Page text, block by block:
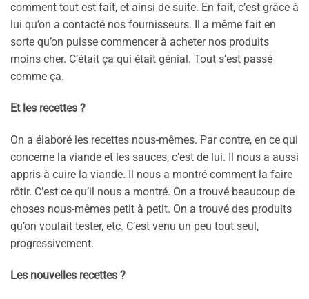
comment tout est fait, et ainsi de suite. En fait, c’est grâce à
lui qu’on a contacté nos fournisseurs. Il a même fait en
sorte qu’on puisse commencer à acheter nos produits
moins cher. C’était ça qui était génial. Tout s’est passé
comme ça.
Et les recettes ?
On a élaboré les recettes nous-mêmes. Par contre, en ce qui
concerne la viande et les sauces, c’est de lui. Il nous a aussi
appris à cuire la viande. Il nous a montré comment la faire
rôtir. C’est ce qu’il nous a montré. On a trouvé beaucoup de
choses nous-mêmes petit à petit. On a trouvé des produits
qu’on voulait tester, etc. C’est venu un peu tout seul,
progressivement.
Les nouvelles recettes ?